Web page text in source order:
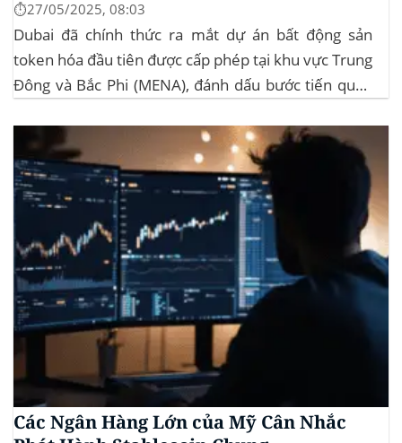
⏱️27/05/2025, 08:03
Dubai đã chính thức ra mắt dự án bất động sản
token hóa đầu tiên được cấp phép tại khu vực Trung
Đông và Bắc Phi (MENA), đánh dấu bước tiến quan
vào lĩnh vực bất động sản. Dự án này là...
Các Ngân Hàng Lớn của Mỹ Cân Nhắc